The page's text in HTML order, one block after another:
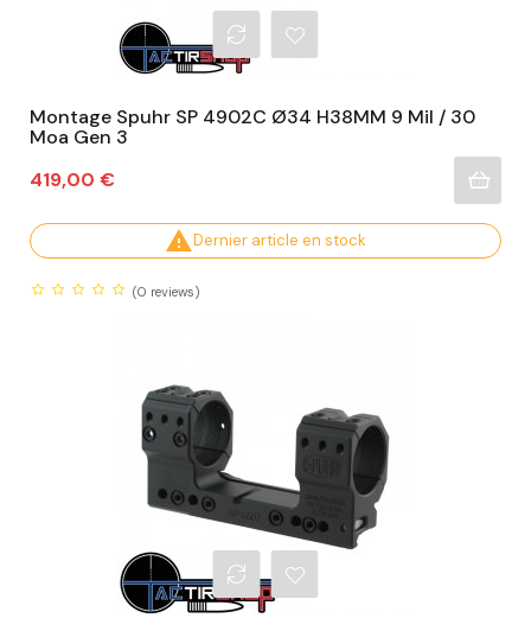
Montage Spuhr SP 4902C Ø34 H38MM 9 Mil / 30
Moa Gen 3
Prix
419,00 €
Dernier article en stock
(0 reviews)